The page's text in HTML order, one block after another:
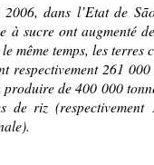
dans l’Etat de
à sucre ont augmenté
même temps, les terres
respectivement 261
de 400 000
de riz